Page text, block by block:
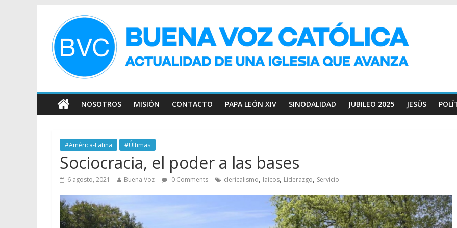
NOSOTROS MISIÓN CONTACTO PAPA LEÓN XIV SINODALIDAD JUBILEO 2025 JESÚS
#América-Latina #Últimas
Sociocracia, el poder a las bases
6 agosto, 2021 Buena Voz 0 Comments clericalismo, laicos, Liderazgo, Servicio